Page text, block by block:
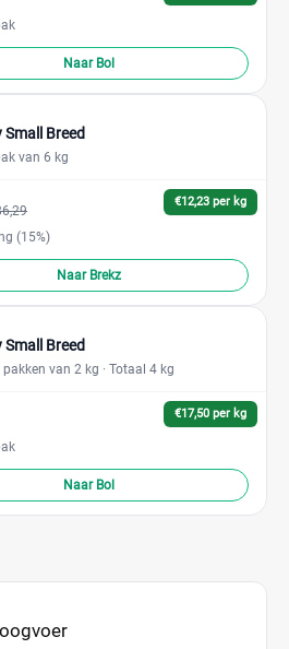
Naar Bol
Small Breed
van 6 kg
€12,23 per kg
(15%)
Naar Brekz
Small Breed
van 2 kg · Totaal 4 kg
€17,50 per kg
Naar Bol